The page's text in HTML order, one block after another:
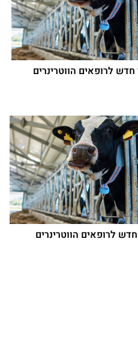
לרופאים הווטרינרים
לרופאים הווטרינרים